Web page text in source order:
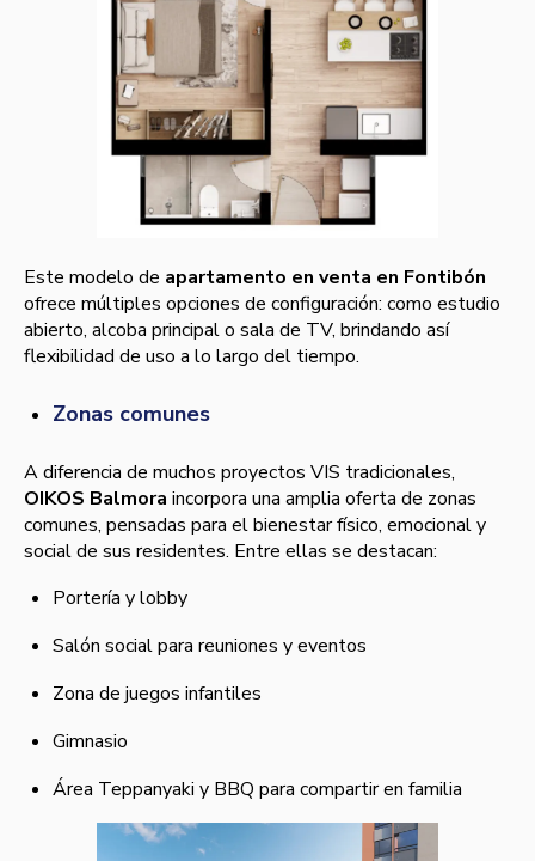
Este modelo de apartamento en venta en Fontibón
ofrece múltiples opciones de configuración: como estudio
abierto, alcoba principal o sala de TV, brindando así
flexibilidad de uso a lo largo del tiempo.
Zonas comunes
A diferencia de muchos proyectos VIS tradicionales,
OIKOS Balmora incorpora una amplia oferta de zonas
comunes, pensadas para el bienestar físico, emocional y
social de sus residentes. Entre ellas se destacan:
Portería y lobby
Salón social para reuniones y eventos
Zona de juegos infantiles
Gimnasio
Área Teppanyaki y BBQ para compartir en familia